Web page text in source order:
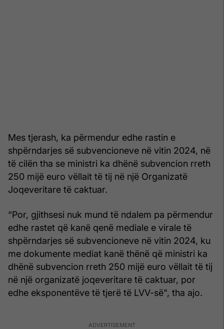
Mes tjerash, ka përmendur edhe rastin e
shpërndarjes së subvencioneve në vitin 2024, në
të cilën tha se ministri ka dhënë subvencion rreth
250 mijë euro vëllait të tij në një Organizatë
Joqeveritare të caktuar.
“Por, gjithsesi nuk mund të ndalem pa përmendur
edhe rastet që kanë qenë mediale e virale të
shpërndarjes së subvencioneve në vitin 2024, ku
me dokumente mediat kanë thënë që ministri ka
dhënë subvencion rreth 250 mijë euro vëllait të tij
në një organizatë joqeveritare të caktuar, por
edhe eksponentëve të tjerë të LVV-së", tha ajo.